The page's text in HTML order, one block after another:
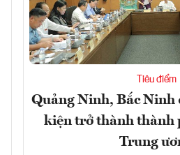
Tiêu điểm
Quảng Ninh, Bắc Ninh
kiện trở thành thành
Trung